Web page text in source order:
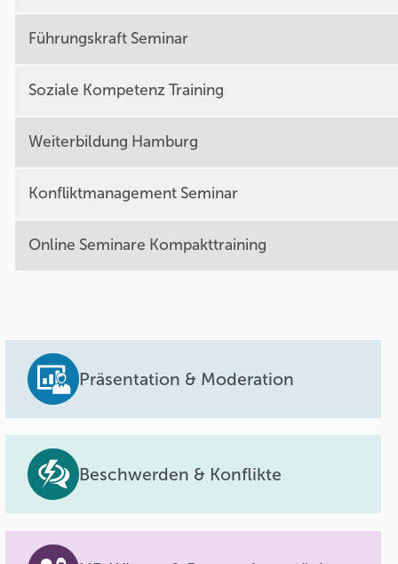
Führungskraft Seminar
Soziale Kompetenz Training
Weiterbildung Hamburg
Konfliktmanagement Seminar
Online Seminare Kompakttraining
Präsentation & Moderation
Beschwerden & Konflikte